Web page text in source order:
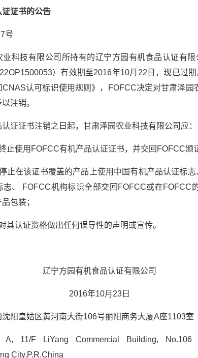
证书的公告
号
业科技有限公司所持有的辽宁方园有机食品认证有
）有效期至2016年10月22日，现已过
CNAS认可标识使用规则》，FOFCC决定对甘肃泽园
注销。
证证书注销之日起，甘肃泽园农业科技有限公司应：
止使用FOFCC有机产品认证证书，并交回FOFCC颁
停止在该证书覆盖的产品上使用中国有机产品认证标
志、 FOFCC机构标识全部交回FOFCC或在FOFCC
包装；
其认证资格做出任何误导性的声明或宣传。
园有机食品认证有限公司
年10月23日
沈阳皇姑区黄河南大街106号丽阳商务大厦A座
11/F LiYang Commercial Building, No.106
City,P.R.China